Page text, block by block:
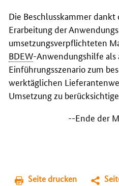
Die Beschlusskammer dankt
Erarbeitung der
umsetzungsverpflichteten
BDEW-Anwendungshilfe als
Einführungsszenario zum
werktäglichen
Umsetzung zu
--Ende der
Seite drucken